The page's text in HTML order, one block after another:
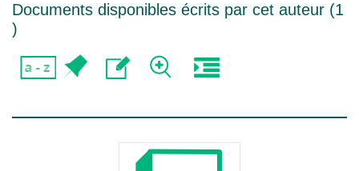
Documents disponibles écrits par cet auteur (1
)